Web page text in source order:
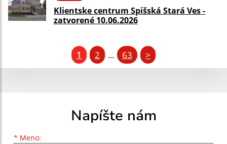
Klientske centrum Spišská Stará Ves -
zatvorené 10.06.2026
1 2 ... 63 >
Napíšte nám
* Meno:
Meno
Priezvisko
E-mailová adresa